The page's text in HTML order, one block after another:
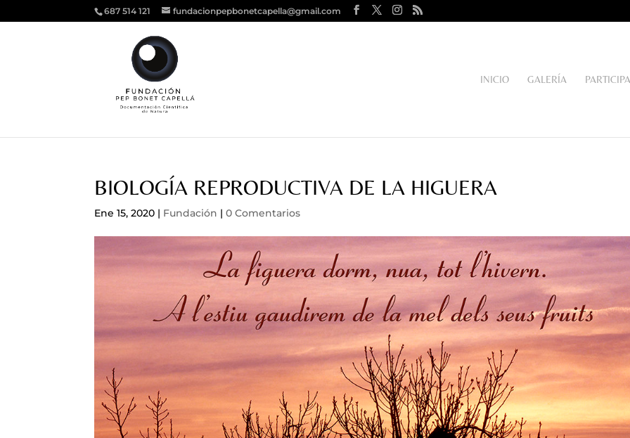
687 514 121 fundacionpepbonetcapella@gmail.com
INICIO GALERÍA
BIOLOGÍA REPRODUCTIVA DE LA HIGUERA
Ene 15, 2020 | Fundación |0 Comentarios